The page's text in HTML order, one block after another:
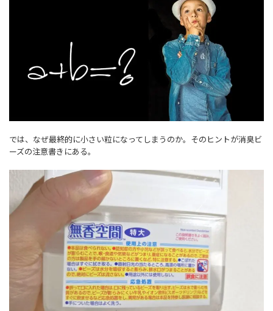
では、なぜ最終的に小さい粒になってしまうのか。そのヒントが消臭ビ
ーズの注意書きにある。